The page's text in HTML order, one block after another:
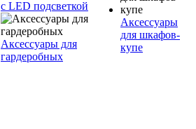
с LED подсветкой
Аксессуары для
гардеробных
Аксессуары
для шкафов-
купе